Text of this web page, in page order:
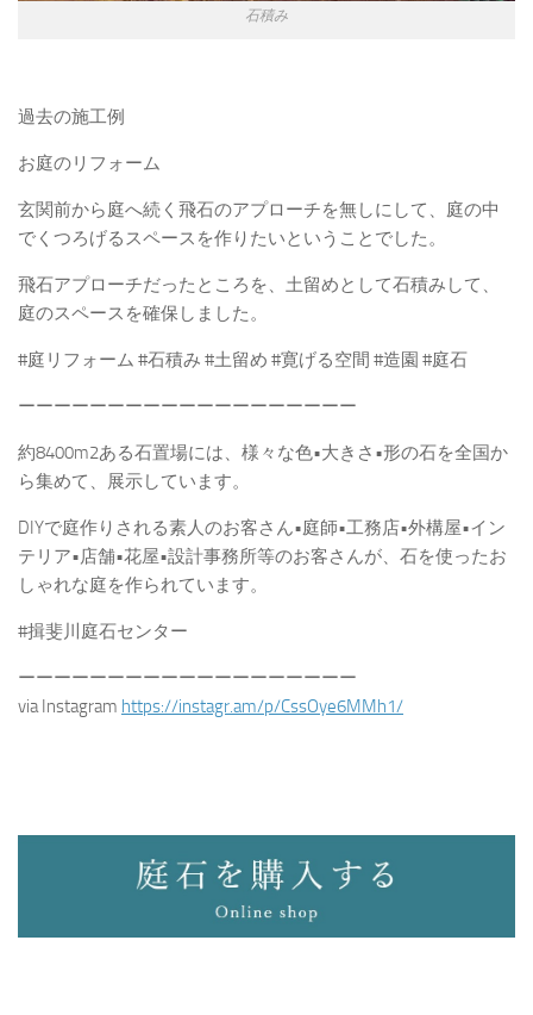
石積み
過去の施工例
お庭のリフォーム
玄関前から庭へ続く飛石のアプローチを無しにして、庭の中
でくつろげるスペースを作りたいということでした。
飛石アプローチだったところを、土留めとして石積みして、
庭のスペースを確保しました。
#庭リフォーム #石積み #土留め #寛げる空間 #造園 #庭石
ーーーーーーーーーーーーーーーーーーー
約8400m2ある石置場には、様々な色•大きさ•形の石を全国か
ら集めて、展示しています。
DIYで庭作りされる素人のお客さん•庭師•工務店•外構屋•イン
テリア•店舗•花屋•設計事務所等のお客さんが、石を使ったお
しゃれな庭を作られています。
#揖斐川庭石センター
ーーーーーーーーーーーーーーーーーーー
via Instagram https://instagr.am/p/CssOye6MMh1/